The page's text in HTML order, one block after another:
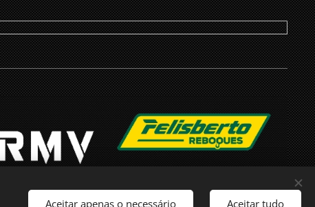
Aceitar apenas o necessário Aceitar tudo